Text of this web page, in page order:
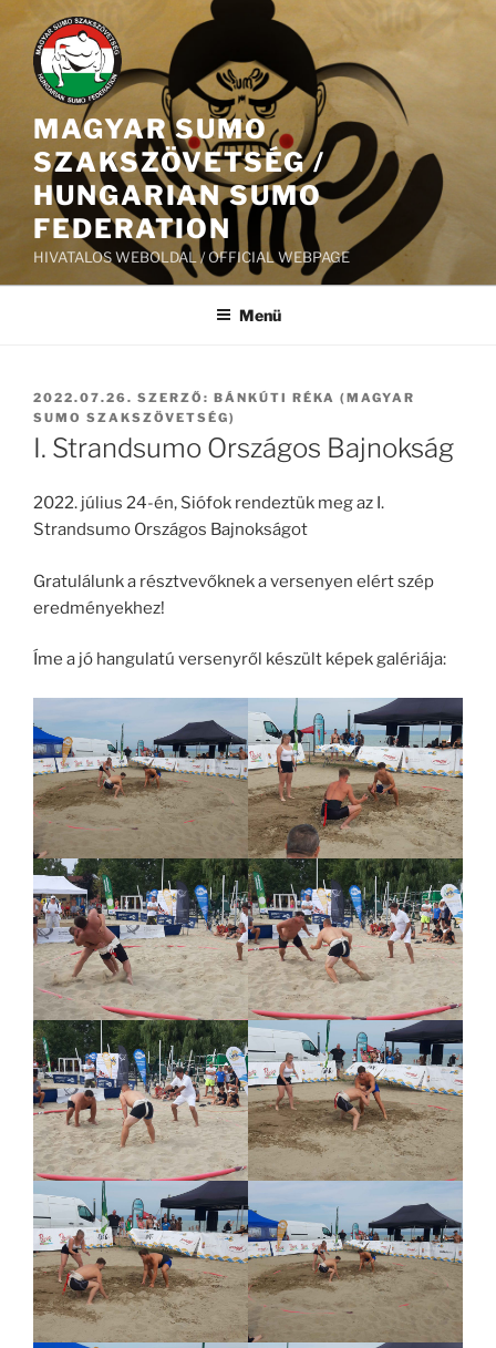
Tartalomhoz
MAGYAR SUMO
SZAKSZÖVETSÉG /
HUNGARIAN SUMO
FEDERATION
HIVATALOS WEBOLDAL / OFFICIAL WEBPAGE
Menü
BEKÜLDVE:
2022.07.26. SZERZŐ: BÁNKÚTI RÉKA (MAGYAR
SUMO SZAKSZÖVETSÉG)
I. Strandsumo Országos Bajnokság
2022. július 24-én, Siófok rendeztük meg az I.
Strandsumo Országos Bajnokságot
Gratulálunk a résztvevőknek a versenyen elért szép
eredményekhez!
Íme a jó hangulatú versenyről készült képek galériája: